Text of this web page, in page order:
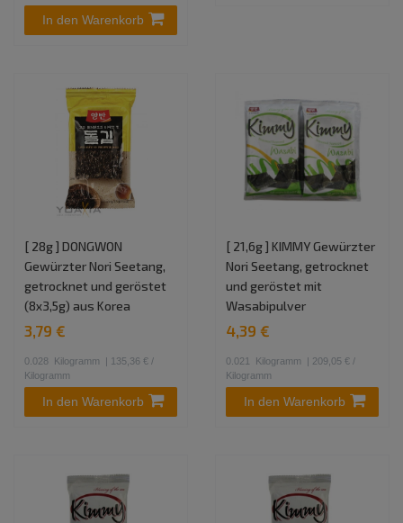
In den Warenkorb
[ 28g ] DONGWON
Gewürzter Nori Seetang,
getrocknet und geröstet
(8x3,5g) aus Korea
3,79 €
0.028 Kilogramm
| 135,36 € /
Kilogramm
In den Warenkorb
[ 21,6g ] KIMMY Gewürzter
Nori Seetang, getrocknet
und geröstet mit
Wasabipulver
4,39 €
0.021 Kilogramm
| 209,05 € /
Kilogramm
In den Warenkorb